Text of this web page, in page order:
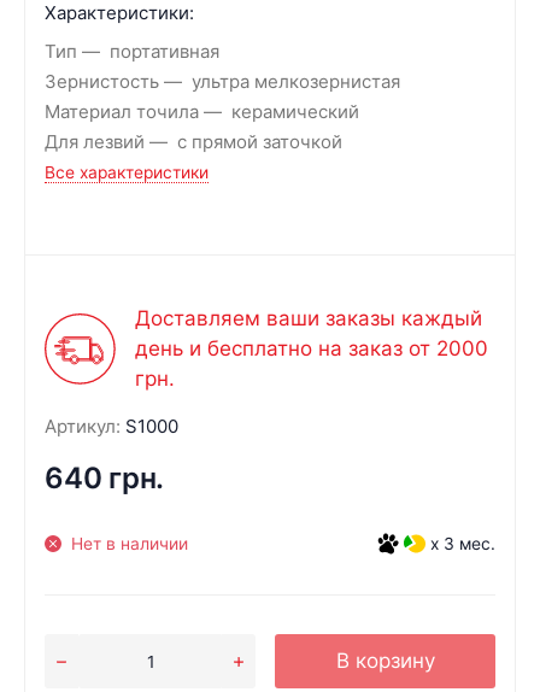
Характеристики:
Тип
портативная
Зернистость
ультра мелкозернистая
Материал точила
керамический
Для лезвий
с прямой заточкой
Все характеристики
Доставляем ваши заказы каждый
день и бесплатно на заказ от 2000
грн.
Артикул: S1000
640 грн.
Нет в наличии x 3 мес.
В корзину